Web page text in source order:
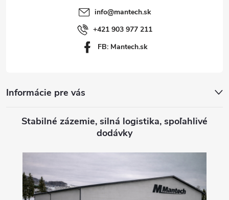
info@mantech.sk
+421 903 977 211
FB: Mantech.sk
Informácie pre vás
Stabilné zázemie, silná logistika, spoľahlivé
dodávky